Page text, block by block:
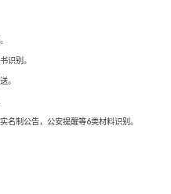
识别。
。
名制公告，公安提醒等6类材料识别。